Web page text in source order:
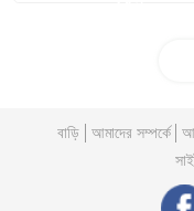
বাড়ি আমাদের সম্পর্কে